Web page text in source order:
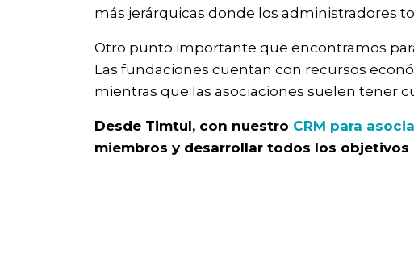
más jerárquicas donde los administradores
Otro punto importante que encontramos
Las fundaciones cuentan con recursos
mientras que las asociaciones suelen tener
Desde Timtul, con nuestro CRM para
miembros y desarrollar todos los